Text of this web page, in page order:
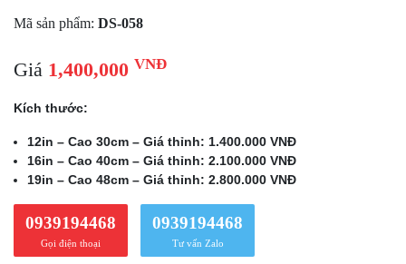
Mã sản phẩm: DS-058
Giá 1,400,000 VNĐ
Kích thước:
12in – Cao 30cm – Giá thỉnh: 1.400.000 VNĐ
16in – Cao 40cm – Giá thỉnh: 2.100.000 VNĐ
19in – Cao 48cm – Giá thỉnh: 2.800.000 VNĐ
0939194468
Gọi điện thoại
0939194468
Tư vấn Zalo